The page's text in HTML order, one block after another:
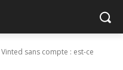
sans compte : est-ce